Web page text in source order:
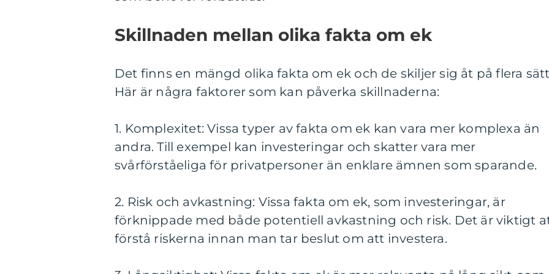
Skillnaden mellan olika fakta om ek
Det finns en mängd olika fakta om ek och de skiljer sig åt på flera
Här är några faktorer som kan påverka skillnaderna:
1. Komplexitet: Vissa typer av fakta om ek kan vara mer komplexa än
andra. Till exempel kan investeringar och skatter vara mer
svårförståeliga för privatpersoner än enklare ämnen som sparande.
2. Risk och avkastning: Vissa fakta om ek, som investeringar, är
förknippade med både potentiell avkastning och risk. Det är viktigt
förstå riskerna innan man tar beslut om att investera.